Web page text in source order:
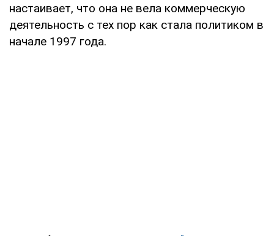
настаивает, что она не вела коммерческую
деятельность с тех пор как стала политиком в
начале 1997 года.